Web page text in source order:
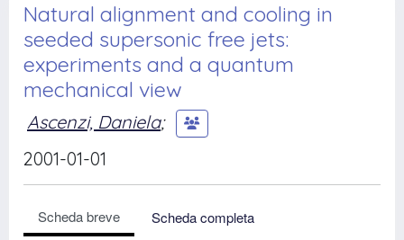
Natural alignment and cooling in
seeded supersonic free jets:
experiments and a quantum
mechanical view
Ascenzi, Daniela;
2001-01-01
Scheda breve
Scheda completa